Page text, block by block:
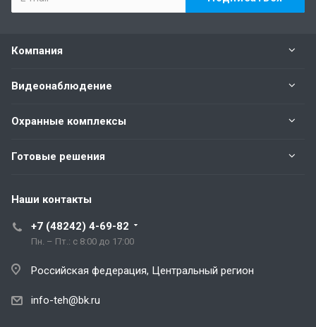
Компания
Видеонаблюдение
Охранные комплексы
Готовые решения
Наши контакты
+7 (48242) 4-69-82
Пн. – Пт.: с 8:00 до 17:00
Российская федерация, Центральный регион
info-teh@bk.ru